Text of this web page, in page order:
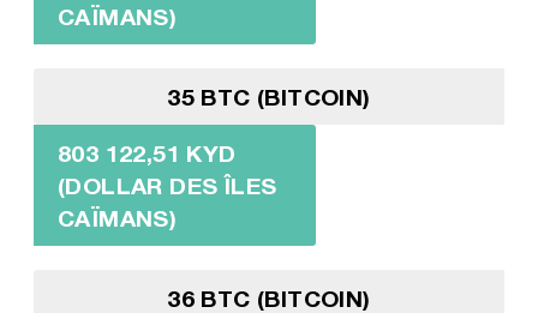
CAÏMANS)
35 BTC (BITCOIN)
803 122,51 KYD
(DOLLAR DES ÎLES
CAÏMANS)
36 BTC (BITCOIN)